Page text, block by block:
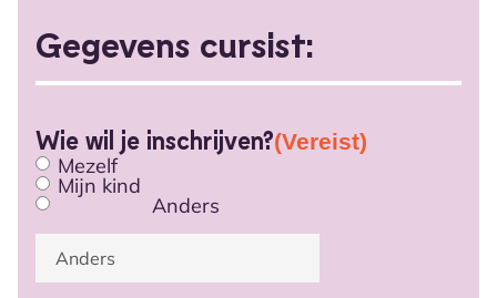
Gegevens cursist:
Wie wil je inschrijven?(Vereist)
Mezelf
Mijn kind
Anders